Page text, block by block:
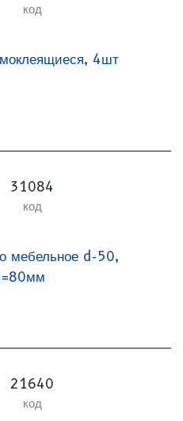
код
4шт
31084
код
мебельное d-50,
21640
код